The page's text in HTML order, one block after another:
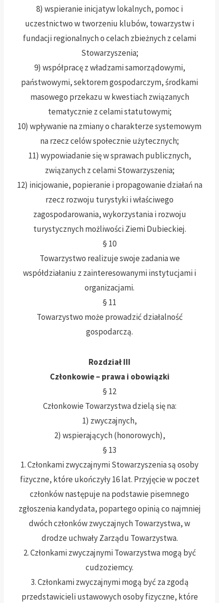
8) wspieranie inicjatyw lokalnych, pomoc i
uczestnictwo w tworzeniu klubów, towarzystw i
fundacji regionalnych o celach zbieżnych z celami
Stowarzyszenia;
9) współpracę z władzami samorządowymi,
państwowymi, sektorem gospodarczym, środkami
masowego przekazu w kwestiach związanych
tematycznie z celami statutowymi;
10) wpływanie na zmiany o charakterze systemowym
na rzecz celów społecznie użytecznych;
11) wypowiadanie się w sprawach publicznych,
związanych z celami Stowarzyszenia;
12) inicjowanie, popieranie i propagowanie działań na
rzecz rozwoju turystyki i właściwego
zagospodarowania, wykorzystania i rozwoju
turystycznych możliwości Ziemi Dubieckiej.
§ 10
Towarzystwo realizuje swoje zadania we
współdziałaniu z zainteresowanymi instytucjami i
organizacjami.
§ 11
Towarzystwo może prowadzić działalność
gospodarczą.
Rozdział III
Członkowie – prawa i obowiązki
§ 12
Członkowie Towarzystwa dzielą się na:
1) zwyczajnych,
2) wspierających (honorowych),
§ 13
1. Członkami zwyczajnymi Stowarzyszenia są osoby
fizyczne, które ukończyły 16 lat. Przyjęcie w poczet
członków następuje na podstawie pisemnego
zgłoszenia kandydata, popartego opinią co najmniej
dwóch członków zwyczajnych Towarzystwa, w
drodze uchwały Zarządu Towarzystwa.
2. Członkami zwyczajnymi Towarzystwa mogą być
cudzoziemcy.
3. Członkami zwyczajnymi mogą być za zgodą
przedstawicieli ustawowych osoby fizyczne, które